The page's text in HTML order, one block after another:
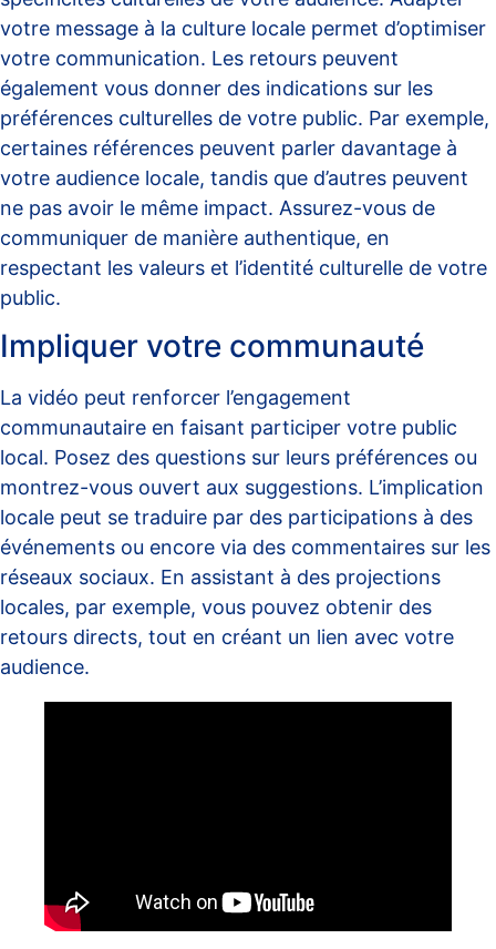
votre message à la culture locale permet d’optimiser
votre communication. Les retours peuvent
également vous donner des indications sur les
préférences culturelles de votre public. Par exemple,
certaines références peuvent parler davantage à
votre audience locale, tandis que d’autres peuvent
ne pas avoir le même impact. Assurez-vous de
communiquer de manière authentique, en
respectant les valeurs et l’identité culturelle de votre
public.
Impliquer votre communauté
La vidéo peut renforcer l’engagement
communautaire en faisant participer votre public
local. Posez des questions sur leurs préférences ou
montrez-vous ouvert aux suggestions. L’implication
locale peut se traduire par des participations à des
événements ou encore via des commentaires sur les
réseaux sociaux. En assistant à des projections
locales, par exemple, vous pouvez obtenir des
retours directs, tout en créant un lien avec votre
audience.